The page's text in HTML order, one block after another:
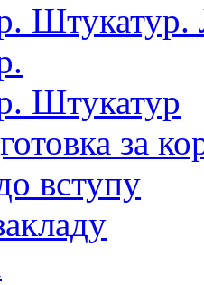
Штукатур.
Штукатур
за
вступу